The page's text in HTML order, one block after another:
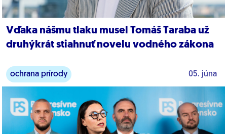
Vďaka nášmu tlaku musel Tomáš Taraba už
druhýkrát stiahnuť novelu vodného zákona
ochrana prírody 05. júna